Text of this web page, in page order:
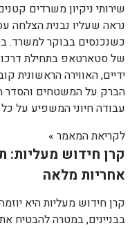
שירותי ניקיון משרדים
נראה שעליו נבנית הצלחה
כשנכנסים בבוקר למשרד.
של סטארטאפ בתחילת דרכו
ידיים, האווירה הראשונית
הברק על המשטחים והסדר
עבודה חיוני המשפיע על
לקריאת המאמר »
קרן חידוש
אחריות מלאה
קרן חידוש מעליות היא
בבניינים, במטרה להבטיח